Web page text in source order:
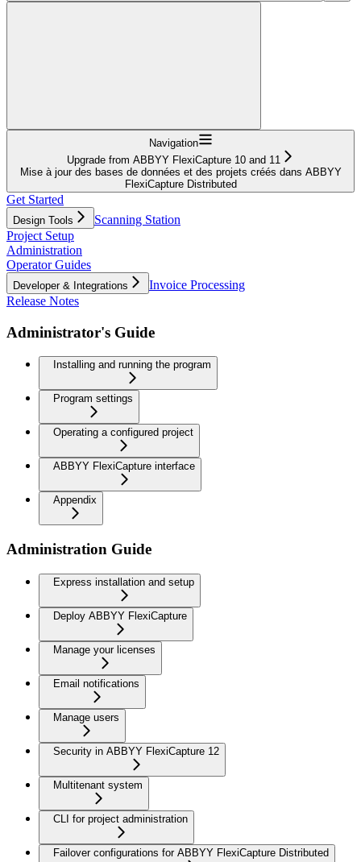
Navigation
Upgrade from ABBYY FlexiCapture 10 and 11
Mise à jour des bases de données et des projets créés dans ABBYY
FlexiCapture Distributed
Get Started
Design Tools
Scanning Station
Project Setup
Administration
Operator Guides
Developer & Integrations
Invoice Processing
Release Notes
Administrator's Guide
Installing and running the program
Program settings
Operating a configured project
ABBYY FlexiCapture interface
Appendix
Administration Guide
Express installation and setup
Deploy ABBYY FlexiCapture
Manage your licenses
Email notifications
Manage users
Security in ABBYY FlexiCapture 12
Multitenant system
CLI for project administration
Failover configurations for ABBYY FlexiCapture Distributed